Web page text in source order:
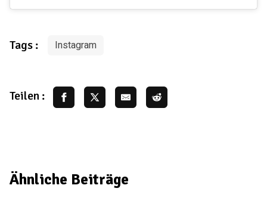
Tags : Instagram
Teilen :
Ähnliche Beiträge